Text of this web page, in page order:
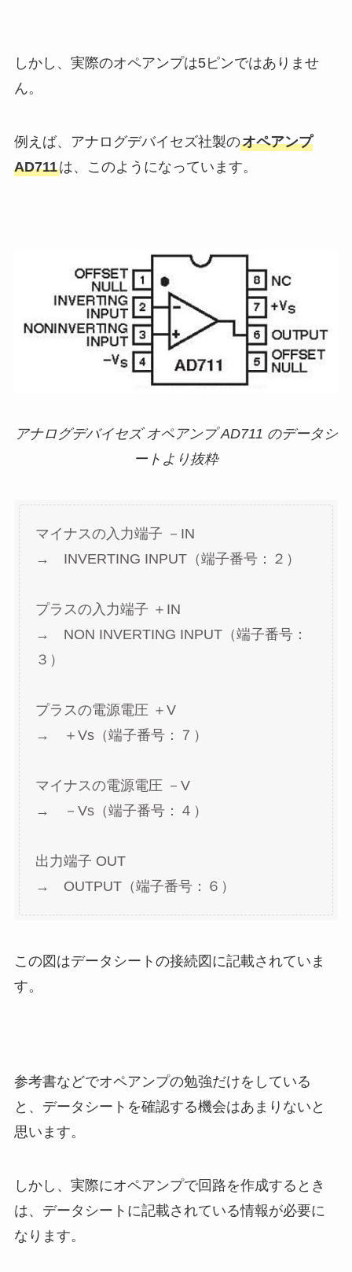
しかし、実際のオペアンプは5ピンではありませ
ん。
例えば、アナログデバイセズ社製のオペアンプ
AD711は、このようになっています。
アナログデバイセズ オペアンプ AD711 のデータシ
ートより抜粋
マイナスの入力端子 －IN
→ INVERTING INPUT（端子番号：２）
プラスの入力端子 ＋IN
→ NON INVERTING INPUT（端子番号：
３）
プラスの電源電圧 ＋V
→ ＋Vs（端子番号：７）
マイナスの電源電圧 －V
→ －Vs（端子番号：４）
出力端子 OUT
→ OUTPUT（端子番号：６）
この図はデータシートの接続図に記載されていま
す。
参考書などでオペアンプの勉強だけをしている
と、データシートを確認する機会はあまりないと
思います。
しかし、実際にオペアンプで回路を作成するとき
は、データシートに記載されている情報が必要に
なります。